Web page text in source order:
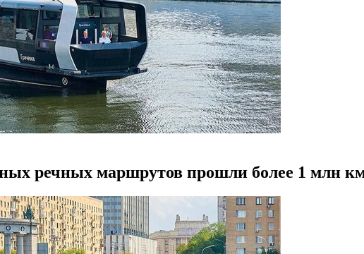
речных маршрутов прошли более 1 млн